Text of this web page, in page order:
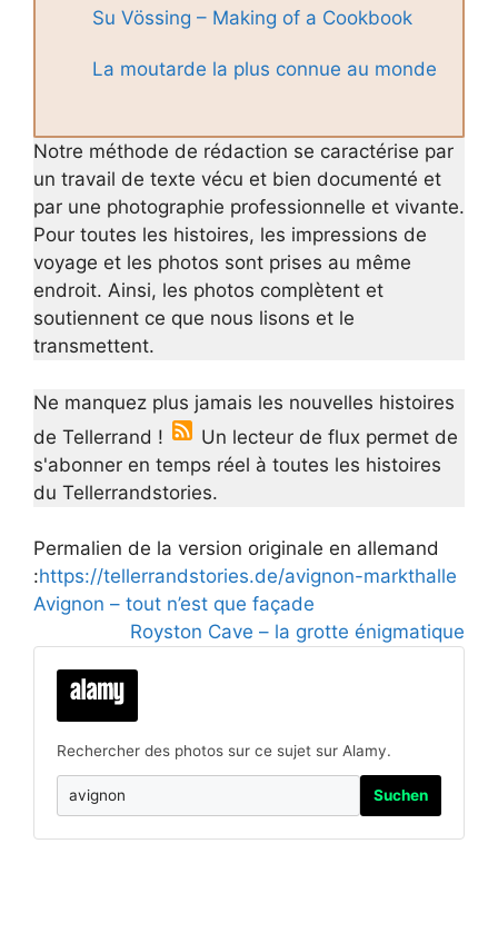
Su Vössing – Making of a Cookbook
La moutarde la plus connue au monde
Notre méthode de rédaction se caractérise par
un travail de texte vécu et bien documenté et
par une photographie professionnelle et vivante.
Pour toutes les histoires, les impressions de
voyage et les photos sont prises au même
endroit. Ainsi, les photos complètent et
soutiennent ce que nous lisons et le
transmettent.
Ne manquez plus jamais les nouvelles histoires
de Tellerrand !
Un lecteur de flux permet de
s'abonner en temps réel à toutes les histoires
du Tellerrandstories.
Permalien de la version originale en allemand
:https://tellerrandstories.de/avignon-markthalle
Avignon – tout n’est que façade
Royston Cave – la grotte énigmatique
Rechercher des photos sur ce sujet sur Alamy.
Suchen